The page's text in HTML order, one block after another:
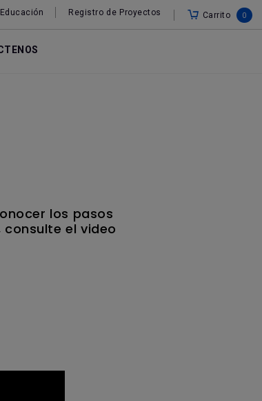
Registro de Proyectos Carrito 0
los pasos
el video